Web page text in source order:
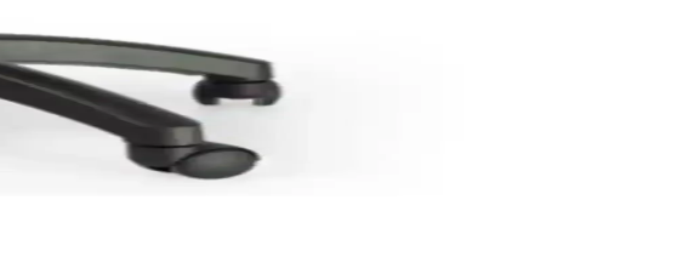
laminasyon filmi, uygun fiyat ve geniş stok avantajıyla tercih ediliyor.
sunar. Kaliteli malzeme ve pratik tasarımıyla düzen sağlar.